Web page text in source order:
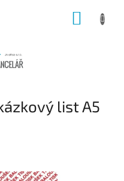
list A5